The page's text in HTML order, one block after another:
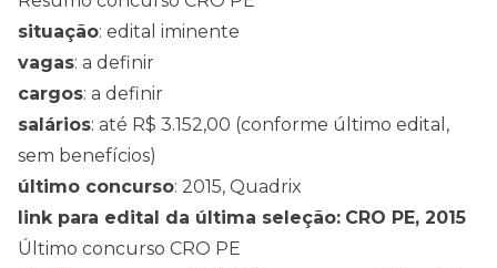
situação: edital iminente
vagas: a definir
cargos: a definir
salários: até R$ 3.152,00 (conforme último edital,
sem benefícios)
último concurso: 2015, Quadrix
link para edital da última seleção: CRO PE, 2015
Último concurso CRO PE